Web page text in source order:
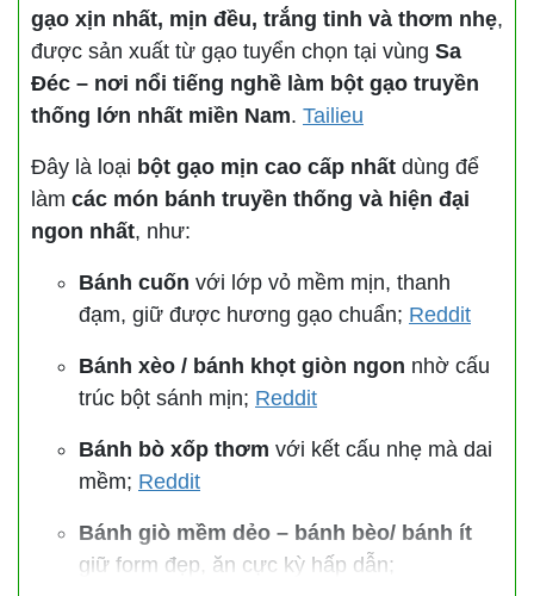
gạo xịn nhất, mịn đều, trắng tinh và thơm nhẹ,
được sản xuất từ gạo tuyển chọn tại vùng Sa
Đéc – nơi nổi tiếng nghề làm bột gạo truyền
thống lớn nhất miền Nam. Tailieu
Đây là loại bột gạo mịn cao cấp nhất dùng để
làm các món bánh truyền thống và hiện đại
ngon nhất, như:
Bánh cuốn với lớp vỏ mềm mịn, thanh
đạm, giữ được hương gạo chuẩn; Reddit
Bánh xèo / bánh khọt giòn ngon nhờ cấu
trúc bột sánh mịn; Reddit
Bánh bò xốp thơm với kết cấu nhẹ mà dai
mềm; Reddit
Bánh giò mềm dẻo – bánh bèo/ bánh ít
giữ form đẹp, ăn cực kỳ hấp dẫn;